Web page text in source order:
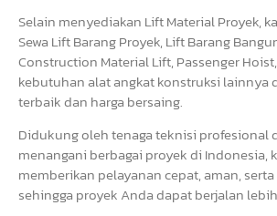
Selain menyediakan Lift Material Proyek,
Sewa Lift Barang Proyek, Lift Barang
Construction Material Lift, Passenger
kebutuhan alat angkat konstruksi lainnya
terbaik dan harga bersaing.
Didukung oleh tenaga teknisi profesional
menangani berbagai proyek di Indonesia,
memberikan pelayanan cepat, aman,
sehingga proyek Anda dapat berjalan